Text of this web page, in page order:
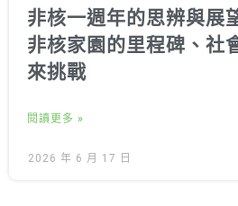
非核一週年的思辨與展
非核家園的里程碑、社
來挑戰
閱讀更多 »
2026 年 6 月 17 日